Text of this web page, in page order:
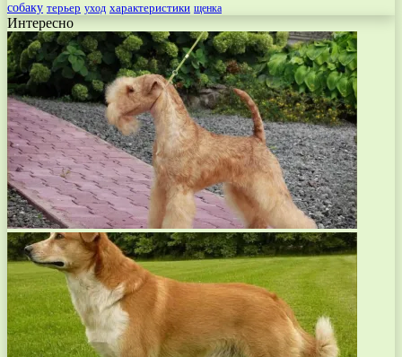
собаку терьер уход характеристики щенка
Интересно